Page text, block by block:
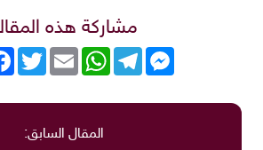
مشاركة هذه
TwitterEmail
WhatsAppTelegram
Messenger
المقال السابق: